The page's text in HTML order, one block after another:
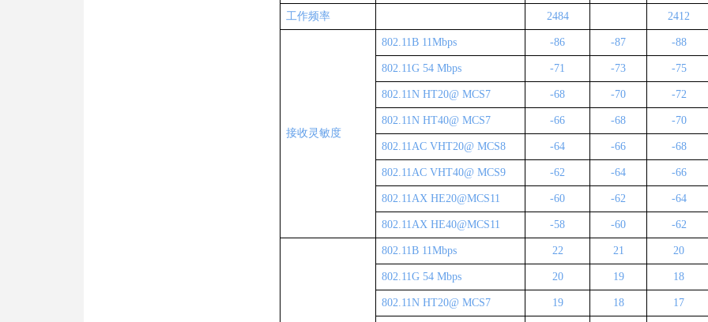
工作频率 2484 2412
接收灵敏度
802.11B 11Mbps -86 -87 -88
802.11G 54 Mbps -71 -73 -75
802.11N HT20@ MCS7 -68 -70 -72
802.11N HT40@ MCS7 -66 -68 -70
802.11AC VHT20@ MCS8 -64 -66 -68
802.11AC VHT40@ MCS9 -62 -64 -66
802.11AX HE20@MCS11 -60 -62 -64
802.11AX HE40@MCS11 -58 -60 -62
802.11B 11Mbps 22 21 20
802.11G 54 Mbps 20 19 18
802.11N HT20@ MCS7 19 18 17